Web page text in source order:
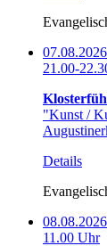
07.08.2026
21.00-
"Kunst /
Details
08.08.2026
11.00 Uhr